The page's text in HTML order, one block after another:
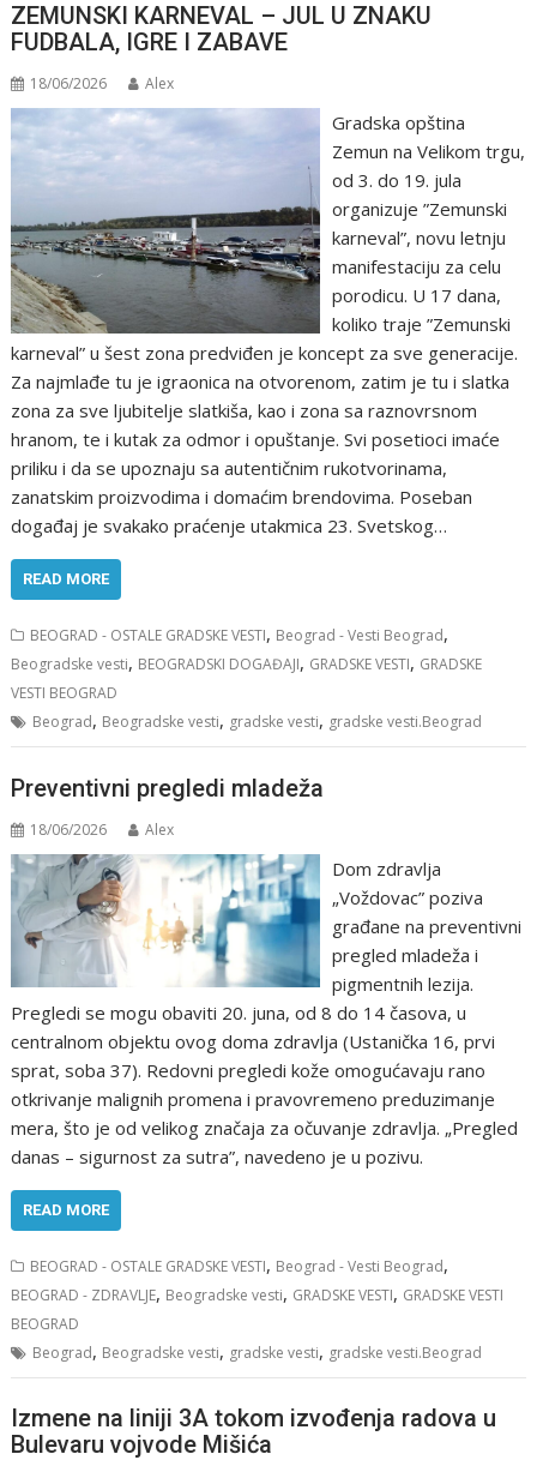
ZEMUNSKI KARNEVAL – JUL U ZNAKU
FUDBALA, IGRE I ZABAVE
18/06/2026 Alex
Gradska opština
Zemun na Velikom trgu,
od 3. do 19. jula
organizuje ”Zemunski
karneval”, novu letnju
manifestaciju za celu
porodicu. U 17 dana,
koliko traje ”Zemunski
karneval” u šest zona predviđen je koncept za sve generacije.
Za najmlađe tu je igraonica na otvorenom, zatim je tu i slatka
zona za sve ljubitelje slatkiša, kao i zona sa raznovrsnom
hranom, te i kutak za odmor i opuštanje. Svi posetioci imaće
priliku i da se upoznaju sa autentičnim rukotvorinama,
zanatskim proizvodima i domaćim brendovima. Poseban
događaj je svakako praćenje utakmica 23. Svetskog…
READ MORE
BEOGRAD - OSTALE GRADSKE VESTI, Beograd - Vesti Beograd,
Beogradske vesti, BEOGRADSKI DOGAĐAJI, GRADSKE VESTI, GRADSKE
VESTI BEOGRAD
Beograd, Beogradske vesti, gradske vesti, gradske vesti.Beograd
Preventivni pregledi mladeža
18/06/2026 Alex
Dom zdravlja
„Voždovac” poziva
građane na preventivni
pregled mladeža i
pigmentnih lezija.
Pregledi se mogu obaviti 20. juna, od 8 do 14 časova, u
centralnom objektu ovog doma zdravlja (Ustanička 16, prvi
sprat, soba 37). Redovni pregledi kože omogućavaju rano
otkrivanje malignih promena i pravovremeno preduzimanje
mera, što je od velikog značaja za očuvanje zdravlja. „Pregled
danas – sigurnost za sutra”, navedeno je u pozivu.
READ MORE
BEOGRAD - OSTALE GRADSKE VESTI, Beograd - Vesti Beograd,
BEOGRAD - ZDRAVLJE, Beogradske vesti, GRADSKE VESTI, GRADSKE VESTI
BEOGRAD
Beograd, Beogradske vesti, gradske vesti, gradske vesti.Beograd
Izmene na liniji 3A tokom izvođenja radova u
Bulevaru vojvode Mišića